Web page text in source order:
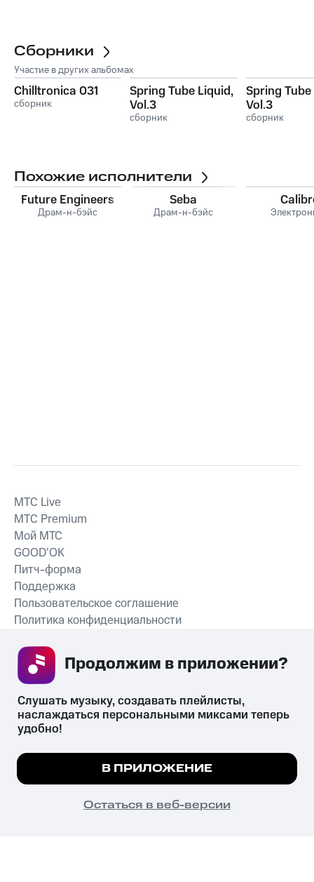
Сборники
Участие в других альбомах
Chilltronica 031
сборник
Spring Tube Liquid,
Vol.3
сборник
Spring
Vol.3
сборник
Похожие исполнители
Future Engineers
Драм-н-бэйс
Seba
Драм-н-бэйс
СКАЧАТЬ ПРИЛОЖЕНИЕ
MTС Live
MTС Premium
Мой МТС
GOOD’OK
Питч-форма
Поддержка
Пользовательское соглашение
Политика конфиденциальности
психотропных веществ, их аналогов причиняет вред здоровью,
их незаконный оборот запрещён и влечёт установленную
законодательством ответственность.
© 2026 ООО «КИОН».
Все права защищены
Мы используем куки, чтобы на сайте все
Подробнее
ПОНЯТНО
Слушать музыку, создавать плейлисты,
наслаждаться персональными миксами теперь
удобно!
В ПРИЛОЖЕНИЕ
Остаться в веб-версии